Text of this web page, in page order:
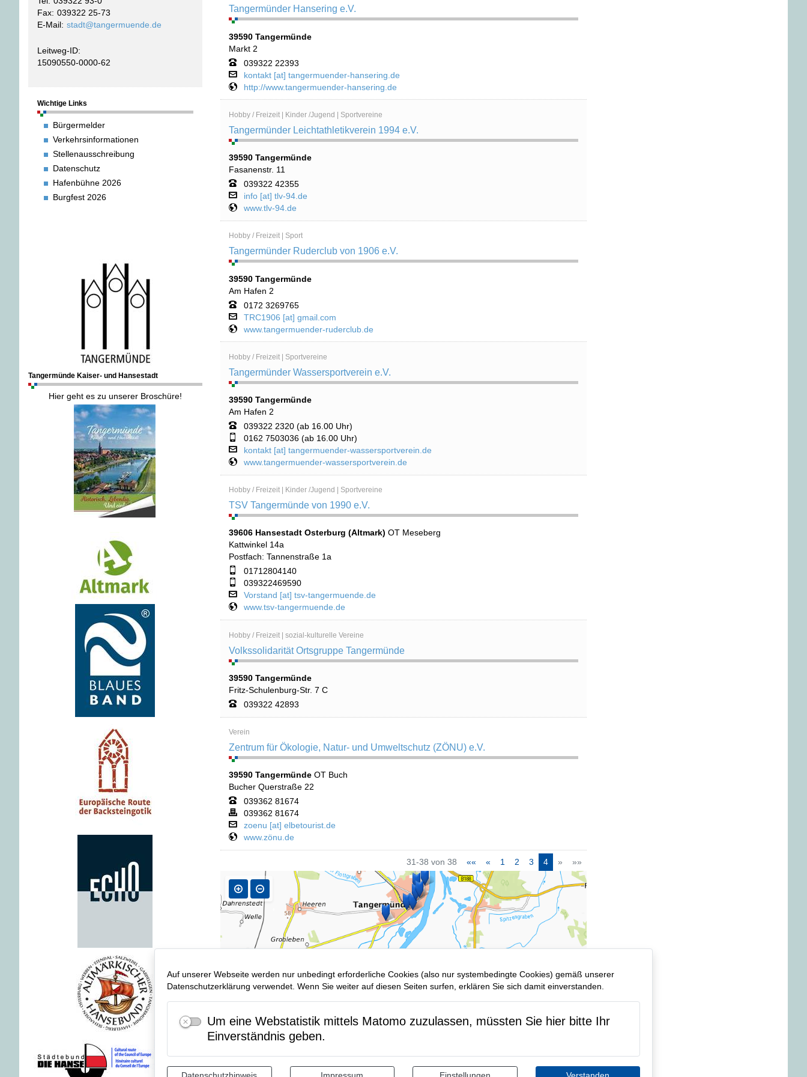
Auf unserer Webseite werden nur unbedingt erforderliche Cookies (also nur systembedingte Cookies) gemäß unserer
Datenschutzerklärung verwendet. Wenn Sie weiter auf diesen Seiten surfen, erklären Sie sich damit einverstanden.
Um eine Webstatistik mittels Matomo zuzulassen, müssten Sie hier bitte Ihr
Einverständnis geben.
Tangermünder Hansering e.V.
39590 Tangermünde
Markt 2
039322 22393
kontakt [at] tangermuender-hansering.de
http://www.tangermuender-hansering.de
Hobby / Freizeit | Kinder /Jugend | Sportvereine
Tangermünder Leichtathletikverein 1994 e.V.
39590 Tangermünde
Fasanenstr. 11
039322 42355
info [at] tlv-94.de
www.tlv-94.de
Hobby / Freizeit | Sport
Tangermünder Ruderclub von 1906 e.V.
39590 Tangermünde
Am Hafen 2
0172 3269765
TRC1906 [at] gmail.com
www.tangermuender-ruderclub.de
Hobby / Freizeit | Sportvereine
Tangermünder Wassersportverein e.V.
39590 Tangermünde
Am Hafen 2
039322 2320 (ab 16.00 Uhr)
0162 7503036 (ab 16.00 Uhr)
kontakt [at] tangermuender-wassersportverein.de
www.tangermuender-wassersportverein.de
Hobby / Freizeit | Kinder /Jugend | Sportvereine
TSV Tangermünde von 1990 e.V.
39606 Hansestadt Osterburg (Altmark) OT Meseberg
Kattwinkel 14a
Postfach: Tannenstraße 1a
01712804140
039322469590
Vorstand [at] tsv-tangermuende.de
www.tsv-tangermuende.de
Hobby / Freizeit | sozial-kulturelle Vereine
Volkssolidarität Ortsgruppe Tangermünde
39590 Tangermünde
Fritz-Schulenburg-Str. 7 C
039322 42893
Verein
Zentrum für Ökologie, Natur- und Umweltschutz (ZÖNU) e.V.
39590 TangermündeOT Buch
Bucher Querstraße 22
039362 81674
039362 81674
zoenu [at] elbetourist.de
www.zönu.de
31-38 von 38 «« « 1 2 3 4 » »»
Fax 039322 25-73
E-Mail stadt@tangermuende.de
Leitweg-ID:
15090550-0000-62
Wichtige Links
Bürgermelder
Verkehrsinformationen
Stellenausschreibung
Datenschutz
Hafenbühne 2026
Burgfest 2026
Tangermünde Kaiser- und Hansestadt
Hier geht es zu unserer Broschüre!